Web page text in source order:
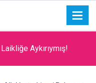
Aykırıymış!